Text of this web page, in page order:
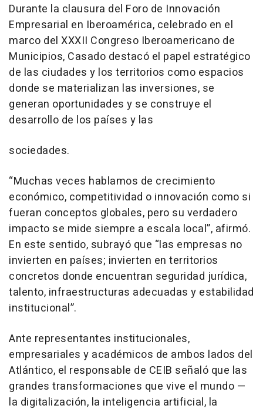
Durante la clausura del Foro de Innovación
Empresarial en Iberoamérica, celebrado en el
marco del XXXII Congreso Iberoamericano de
Municipios, Casado destacó el papel estratégico
de las ciudades y los territorios como espacios
donde se materializan las inversiones, se
generan oportunidades y se construye el
desarrollo de los países y las
sociedades.
“Muchas veces hablamos de crecimiento
económico, competitividad o innovación como si
fueran conceptos globales, pero su verdadero
impacto se mide siempre a escala local”, afirmó.
En este sentido, subrayó que “las empresas no
invierten en países; invierten en territorios
concretos donde encuentran seguridad jurídica,
talento, infraestructuras adecuadas y estabilidad
institucional”.
Ante representantes institucionales,
empresariales y académicos de ambos lados del
Atlántico, el responsable de CEIB señaló que las
grandes transformaciones que vive el mundo —
la digitalización, la inteligencia artificial, la